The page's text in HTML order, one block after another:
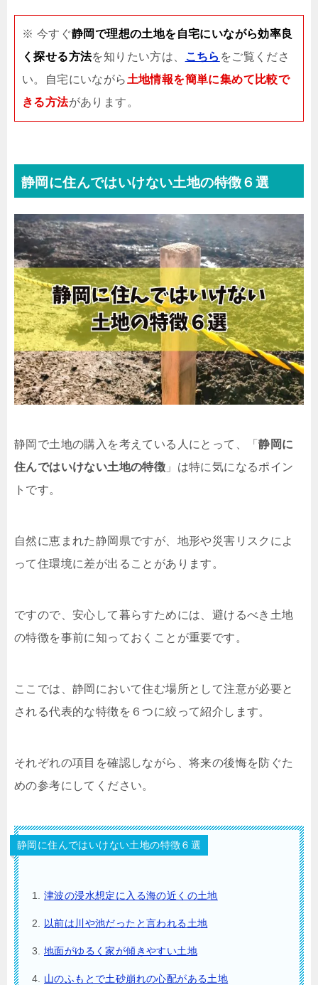
※ 今すぐ静岡で理想の土地を自宅にいながら効率良
く探せる方法を知りたい方は、 こちら をご覧くださ
い。自宅にいながら 土地情報を簡単に集めて比較で
きる方法があります。
静岡に住んではいけない土地の特徴６選
静岡で土地の購入を考えている人にとって、「静岡に
住んではいけない土地の特徴 」は特に気になるポイン
トです。
自然に恵まれた静岡県ですが、地形や災害リスクによ
って住環境に差が出ることがあります。
ですので、安心して暮らすためには、避けるべき土地
の特徴を事前に知っておくことが重要です。
ここでは、静岡において住む場所として注意が必要と
される代表的な特徴を６つに絞って紹介します。
それぞれの項目を確認しながら、将来の後悔を防ぐた
めの参考にしてください。
静岡に住んではいけない土地の特徴６選
津波の浸水想定に入る海の近くの土地
以前は川や池だったと言われる土地
地面がゆるく家が傾きやすい土地
山のふもとで土砂崩れの心配がある土地